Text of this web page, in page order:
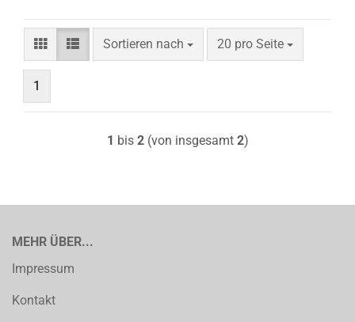
Sortieren nach
Sortieren nach 20 pro Seite
pro Seite
1
1 bis 2(von insgesamt 2)
MEHR ÜBER...
Impressum
Kontakt